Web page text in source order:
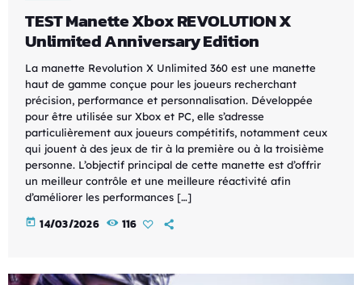
TEST Manette Xbox REVOLUTION X
Unlimited Anniversary Edition
La manette Revolution X Unlimited 360 est une manette
haut de gamme conçue pour les joueurs recherchant
précision, performance et personnalisation. Développée
pour être utilisée sur Xbox et PC, elle s’adresse
particulièrement aux joueurs compétitifs, notamment ceux
qui jouent à des jeux de tir à la première ou à la troisième
personne. L’objectif principal de cette manette est d’offrir
un meilleur contrôle et une meilleure réactivité afin
d’améliorer les performances […]
today 14/03/2026 116